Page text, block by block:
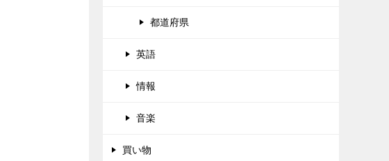
都道府県
英語
情報
音楽
買い物